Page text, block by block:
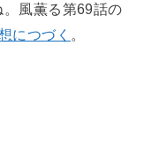
風薫る第69話の
につづく 。